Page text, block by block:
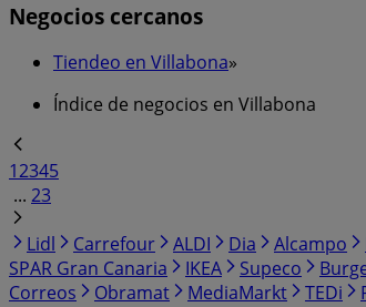
Negocios cercanos
Tiendeo en Villabona»
Índice de negocios en Villabona
12345
... 23
Lidl
Carrefour ALDI Dia Alcampo
SPAR Gran Canaria
IKEA Supeco
Correos
Obramat MediaMarkt TEDi